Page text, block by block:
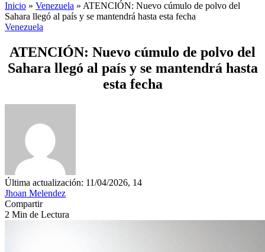
Inicio » Venezuela » ATENCIÓN: Nuevo cúmulo de polvo del
Sahara llegó al país y se mantendrá hasta esta fecha
Venezuela
ATENCIÓN: Nuevo cúmulo de polvo del
Sahara llegó al país y se mantendrá hasta
esta fecha
Última actualización: 11/04/2026, 14
Jhoan Melendez
Compartir
2 Min de Lectura